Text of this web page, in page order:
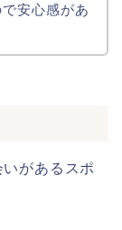
安心感があ
があるスポ